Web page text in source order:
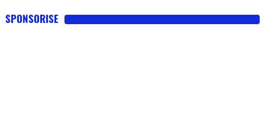
SPONSORISE